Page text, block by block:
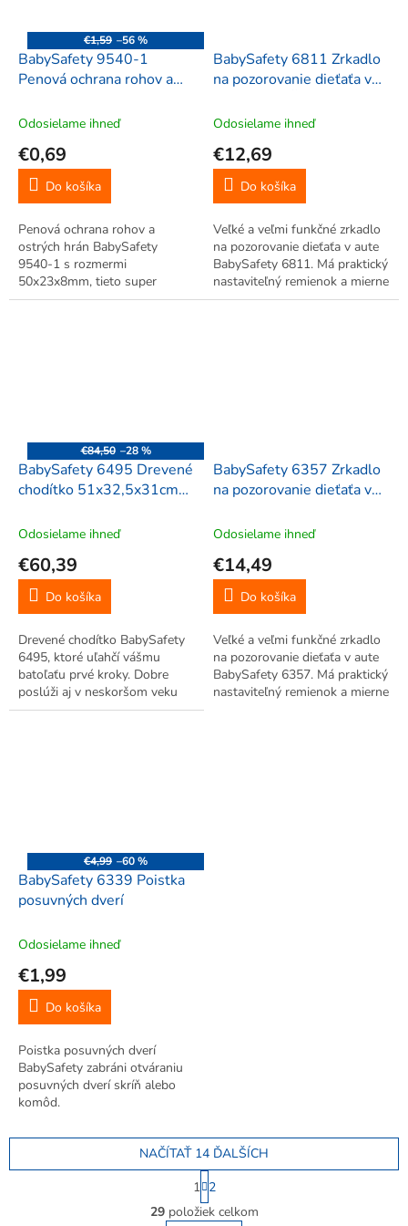
€1,59 –56 %
BabySafety 9540-1
Penová ochrana rohov a
hranaté, 2 ks, béžová
Odosielame ihneď
€0,69
Do košíka
Penová ochrana rohov a
ostrých hrán BabySafety
9540-1 s rozmermi
50x23x8mm, tieto super
mäkké tvarované chrániče
BabySafety 6811 Zrkadlo
na pozorovanie dieťaťa v
cm, zelené
Odosielame ihneď
€12,69
Do košíka
Veľké a veľmi funkčné zrkadlo
na pozorovanie dieťaťa v aute
BabySafety 6811. Má praktický
nastaviteľný remienok a mierne
zaoblené zrkadlo. Umožní vám
€84,50 –28 %
BabySafety 6495 Drevené
chodítko 51x32,5x31cm
Odosielame ihneď
€60,39
Do košíka
Drevené chodítko BabySafety
6495, ktoré uľahčí vášmu
batoľaťu prvé kroky. Dobre
poslúži aj v neskoršom veku
ako vozík pre vaše obľúbené
BabySafety 6357 Zrkadlo
na pozorovanie dieťaťa v
čierne
Odosielame ihneď
€14,49
Do košíka
Veľké a veľmi funkčné zrkadlo
na pozorovanie dieťaťa v aute
BabySafety 6357. Má praktický
nastaviteľný remienok a mierne
€4,99 –60 %
BabySafety 6339 Poistka
posuvných dverí
Odosielame ihneď
€1,99
Do košíka
Poistka posuvných dverí
BabySafety zabráni otváraniu
posuvných dverí skríň alebo
komôd.
O
v
NAČÍTAŤ 14 ĎALŠÍCH
S
t
r
1 2
29položiek celkom